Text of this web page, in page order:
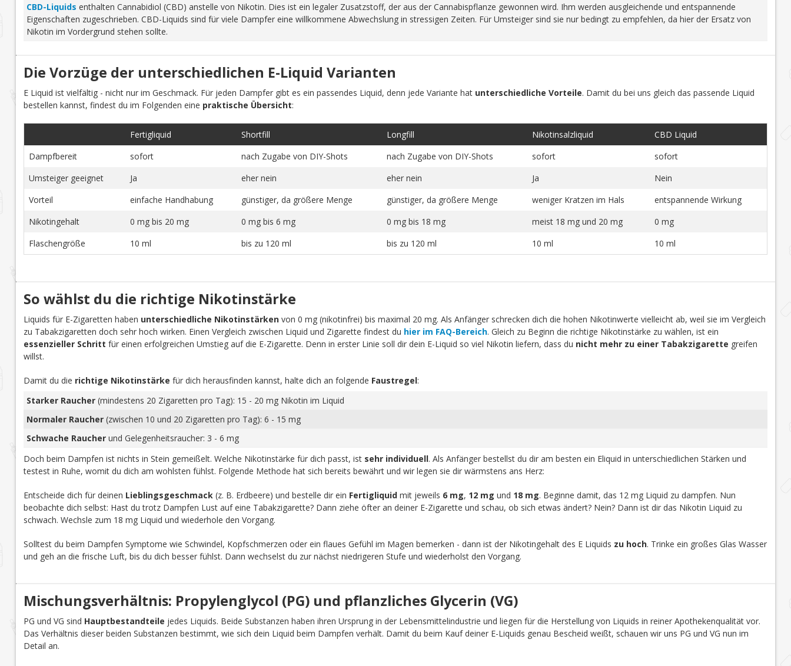
CBD-Liquids enthalten Cannabidiol (CBD) anstelle von Nikotin. Dies ist ein legaler Zusatzstoff, der aus der Cannabispflanze gewonnen wird. Ihm werden ausgleichende und entspannende
Eigenschaften zugeschrieben. CBD-Liquids sind für viele Dampfer eine willkommene Abwechslung in stressigen Zeiten. Für Umsteiger sind sie nur bedingt zu empfehlen, da hier der Ersatz von
Nikotin im Vordergrund stehen sollte.
Die Vorzüge der unterschiedlichen E-Liquid Varianten
E Liquid ist vielfältig - nicht nur im Geschmack. Für jeden Dampfer gibt es ein passendes Liquid, denn jede Variante hat unterschiedliche Vorteile. Damit du bei uns gleich das passende Liquid
bestellen kannst, findest du im Folgenden eine praktische Übersicht:
Fertigliquid Shortfill Longfill Nikotinsalzliquid
CBD Liquid
Dampfbereit
sofort nach Zugabe von DIY-Shots nach Zugabe von DIY-Shots sofort
sofort
Umsteiger geeignet
Ja eher nein eher nein Ja
Nein
Vorteil
einfache Handhabung günstiger, da größere Menge günstiger, da größere Menge weniger Kratzen im Hals
entspannende Wirkung
Nikotingehalt
0 mg bis 20 mg 0 mg bis 6 mg 0 mg bis 18 mg meist 18 mg und 20 mg
0 mg
Flaschengröße
10 ml bis zu 120 ml bis zu 120 ml 10 ml 10 ml
So wählst du die richtige Nikotinstärke
Liquids für E-Zigaretten haben unterschiedliche Nikotinstärkenvon 0 mg (nikotinfrei) bis maximal 20 mg. Als Anfänger schrecken dich die hohen Nikotinwerte vielleicht ab, weil sie im Vergleich
zu Tabakzigaretten doch sehr hoch wirken. Einen Vergleich zwischen Liquid und Zigarette findest du hier im FAQ-Bereich. Gleich zu Beginn die richtige Nikotinstärke zu wählen, ist ein
essenzieller Schritt für einen erfolgreichen Umstieg auf die E-Zigarette. Denn in erster Linie soll dir dein E-Liquid so viel Nikotin liefern, dass du nicht mehr zu einer Tabakzigarette greifen
willst.
Damit du die richtige Nikotinstärke für dich herausfinden kannst, halte dich an folgende Faustregel:
Starker Raucher(mindestens 20 Zigaretten pro Tag): 15 - 20 mg Nikotin im Liquid
Normaler Raucher(zwischen 10 und 20 Zigaretten pro Tag): 6 - 15 mg
Schwache Raucherund Gelegenheitsraucher: 3 - 6 mg
Doch beim Dampfen ist nichts in Stein gemeißelt. Welche Nikotinstärke für dich passt, ist sehr individuell. Als Anfänger bestellst du dir am besten ein Eliquid in unterschiedlichen Stärken und
testest in Ruhe, womit du dich am wohlsten fühlst. Folgende Methode hat sich bereits bewährt und wir legen sie dir wärmstens ans Herz:
Entscheide dich für deinen Lieblingsgeschmack(z. B. Erdbeere) und bestelle dir ein Fertigliquidmit jeweils 6 mg, 12 mg und 18 mg. Beginne damit, das 12 mg Liquid zu dampfen. Nun
beobachte dich selbst: Hast du trotz Dampfen Lust auf eine Tabakzigarette? Dann ziehe öfter an deiner E-Zigarette und schau, ob sich etwas ändert? Nein? Dann ist dir das Nikotin Liquid zu
schwach. Wechsle zum 18 mg Liquid und wiederhole den Vorgang.
Solltest du beim Dampfen Symptome wie Schwindel, Kopfschmerzen oder ein flaues Gefühl im Magen bemerken - dann ist der Nikotingehalt des E Liquids zu hoch. Trinke ein großes Glas Wasser
und geh an die frische Luft, bis du dich besser fühlst. Dann wechselst du zur nächst niedrigeren Stufe und wiederholst den Vorgang.
Mischungsverhältnis: Propylenglycol (PG) und pflanzliches Glycerin (VG)
PG und VG sind Hauptbestandteile jedes Liquids. Beide Substanzen haben ihren Ursprung in der Lebensmittelindustrie und liegen für die Herstellung von Liquids in reiner Apothekenqualität vor.
Das Verhältnis dieser beiden Substanzen bestimmt, wie sich dein Liquid beim Dampfen verhält. Damit du beim Kauf deiner E-Liquids genau Bescheid weißt, schauen wir uns PG und VG nun im
Detail an.